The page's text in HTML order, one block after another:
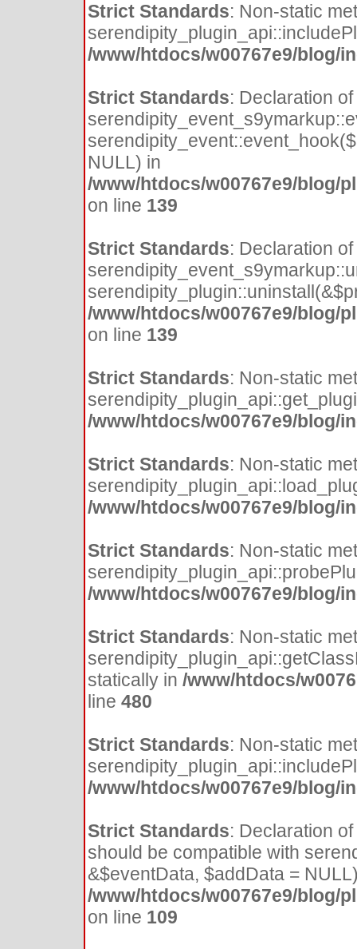
Strict Standards: Non-static
/www/htdocs/w00767e9/blog/
Strict Standards: Declaration of
NULL) in
/www/htdocs/w00767e9/blog/
on line 139
Strict Standards: Declaration of
/www/htdocs/w00767e9/blog/
on line 139
Strict Standards: Non-static
/www/htdocs/w00767e9/blog/
Strict Standards: Non-static
/www/htdocs/w00767e9/blog/
Strict Standards: Non-static
/www/htdocs/w00767e9/blog/
Strict Standards: Non-static
statically in /www/htdocs/
line 480
Strict Standards: Non-static
/www/htdocs/w00767e9/blog/
Strict Standards: Declaration
should be compatible with
&$eventData, $addData =
/www/htdocs/w00767e9/blog/
on line 109